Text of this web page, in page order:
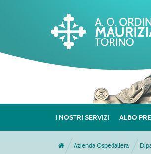
I NOSTRI SERVIZI ALBO
Azienda Ospedaliera